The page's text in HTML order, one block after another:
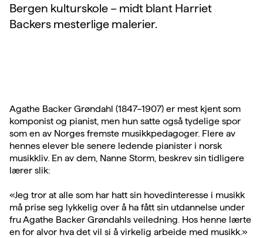
Bergen kulturskole – midt blant Harriet
Backers mesterlige malerier.
Agathe Backer Grøndahl (1847–1907) er mest kjent som
komponist og pianist, men hun satte også tydelige spor
som en av Norges fremste musikkpedagoger. Flere av
hennes elever ble senere ledende pianister i norsk
musikkliv. En av dem, Nanne Storm, beskrev sin tidligere
lærer slik:
«Jeg tror at alle som har hatt sin hovedinteresse i musikk
må prise seg lykkelig over å ha fått sin utdannelse under
fru Agathe Backer Grøndahls veiledning. Hos henne lærte
en for alvor hva det vil si å virkelig arbeide med musikk.»